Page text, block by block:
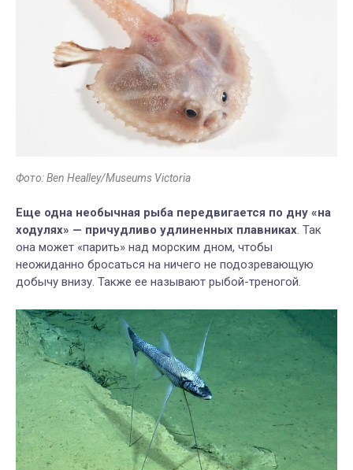
Фото: Ben Healley/Museums Victoria
Еще одна необычная рыба передвигается по дну «на
ходулях» — причудливо удлиненных плавниках. Так
она может «парить» над морским дном, чтобы
неожиданно бросаться на ничего не подозревающую
добычу внизу. Также ее называют рыбой-треногой.